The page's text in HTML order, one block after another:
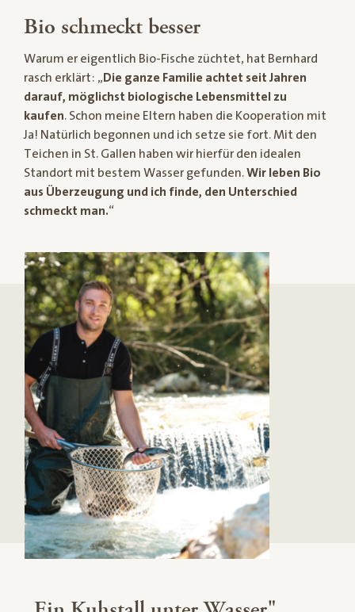
Bio schmeckt besser
Warum er eigentlich Bio-Fische züchtet, hat Bernhard
rasch erklärt: „Die ganze Familie achtet seit Jahren
darauf, möglichst biologische Lebensmittel zu
kaufen. Schon meine Eltern haben die Kooperation mit
Ja! Natürlich begonnen und ich setze sie fort. Mit den
Teichen in St. Gallen haben wir hierfür den idealen
Standort mit bestem Wasser gefunden.Wir leben Bio
aus Überzeugung und ich finde, den Unterschied
schmeckt man.“